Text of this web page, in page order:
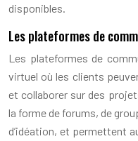
disponibles.
Les plateformes de
Les plateformes de
virtuel où les clients
et collaborer sur des
la forme de forums, de
d’idéation, et permettent